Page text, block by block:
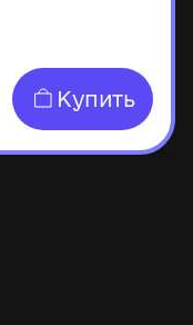
Купить